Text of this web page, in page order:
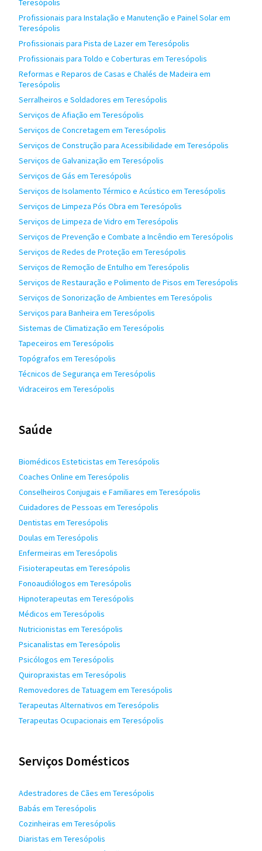
Teresópolis
Profissionais para Instalação e Manutenção e Painel Solar em
Teresópolis
Profissionais para Pista de Lazer em Teresópolis
Profissionais para Toldo e Coberturas em Teresópolis
Reformas e Reparos de Casas e Chalés de Madeira em
Teresópolis
Serralheiros e Soldadores em Teresópolis
Serviços de Afiação em Teresópolis
Serviços de Concretagem em Teresópolis
Serviços de Construção para Acessibilidade em Teresópolis
Serviços de Galvanização em Teresópolis
Serviços de Gás em Teresópolis
Serviços de Isolamento Térmico e Acústico em Teresópolis
Serviços de Limpeza Pós Obra em Teresópolis
Serviços de Limpeza de Vidro em Teresópolis
Serviços de Prevenção e Combate a Incêndio em Teresópolis
Serviços de Redes de Proteção em Teresópolis
Serviços de Remoção de Entulho em Teresópolis
Serviços de Restauração e Polimento de Pisos em Teresópolis
Serviços de Sonorização de Ambientes em Teresópolis
Serviços para Banheira em Teresópolis
Sistemas de Climatização em Teresópolis
Tapeceiros em Teresópolis
Topógrafos em Teresópolis
Técnicos de Segurança em Teresópolis
Vidraceiros em Teresópolis
Saúde
Biomédicos Esteticistas em Teresópolis
Coaches Online em Teresópolis
Conselheiros Conjugais e Familiares em Teresópolis
Cuidadores de Pessoas em Teresópolis
Dentistas em Teresópolis
Doulas em Teresópolis
Enfermeiras em Teresópolis
Fisioterapeutas em Teresópolis
Fonoaudiólogos em Teresópolis
Hipnoterapeutas em Teresópolis
Médicos em Teresópolis
Nutricionistas em Teresópolis
Psicanalistas em Teresópolis
Psicólogos em Teresópolis
Quiropraxistas em Teresópolis
Removedores de Tatuagem em Teresópolis
Terapeutas Alternativos em Teresópolis
Terapeutas Ocupacionais em Teresópolis
Serviços Domésticos
Adestradores de Cães em Teresópolis
Babás em Teresópolis
Cozinheiras em Teresópolis
Diaristas em Teresópolis